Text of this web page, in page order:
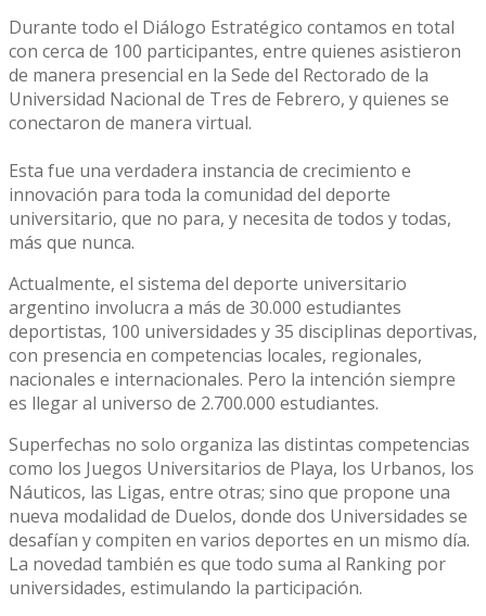
Durante todo el Diálogo Estratégico contamos en total
con cerca de 100 participantes, entre quienes asistieron
de manera presencial en la Sede del Rectorado de la
Universidad Nacional de Tres de Febrero, y quienes se
conectaron de manera virtual.
Esta fue una verdadera instancia de crecimiento e
innovación para toda la comunidad del deporte
universitario, que no para, y necesita de todos y todas,
más que nunca.
Actualmente, el sistema del deporte universitario
argentino involucra a más de 30.000 estudiantes
deportistas, 100 universidades y 35 disciplinas deportivas,
con presencia en competencias locales, regionales,
nacionales e internacionales. Pero la intención siempre
es llegar al universo de 2.700.000 estudiantes.
Superfechas no solo organiza las distintas competencias
como los Juegos Universitarios de Playa, los Urbanos, los
Náuticos, las Ligas, entre otras; sino que propone una
nueva modalidad de Duelos, donde dos Universidades se
desafían y compiten en varios deportes en un mismo día.
La novedad también es que todo suma al Ranking por
universidades, estimulando la participación.